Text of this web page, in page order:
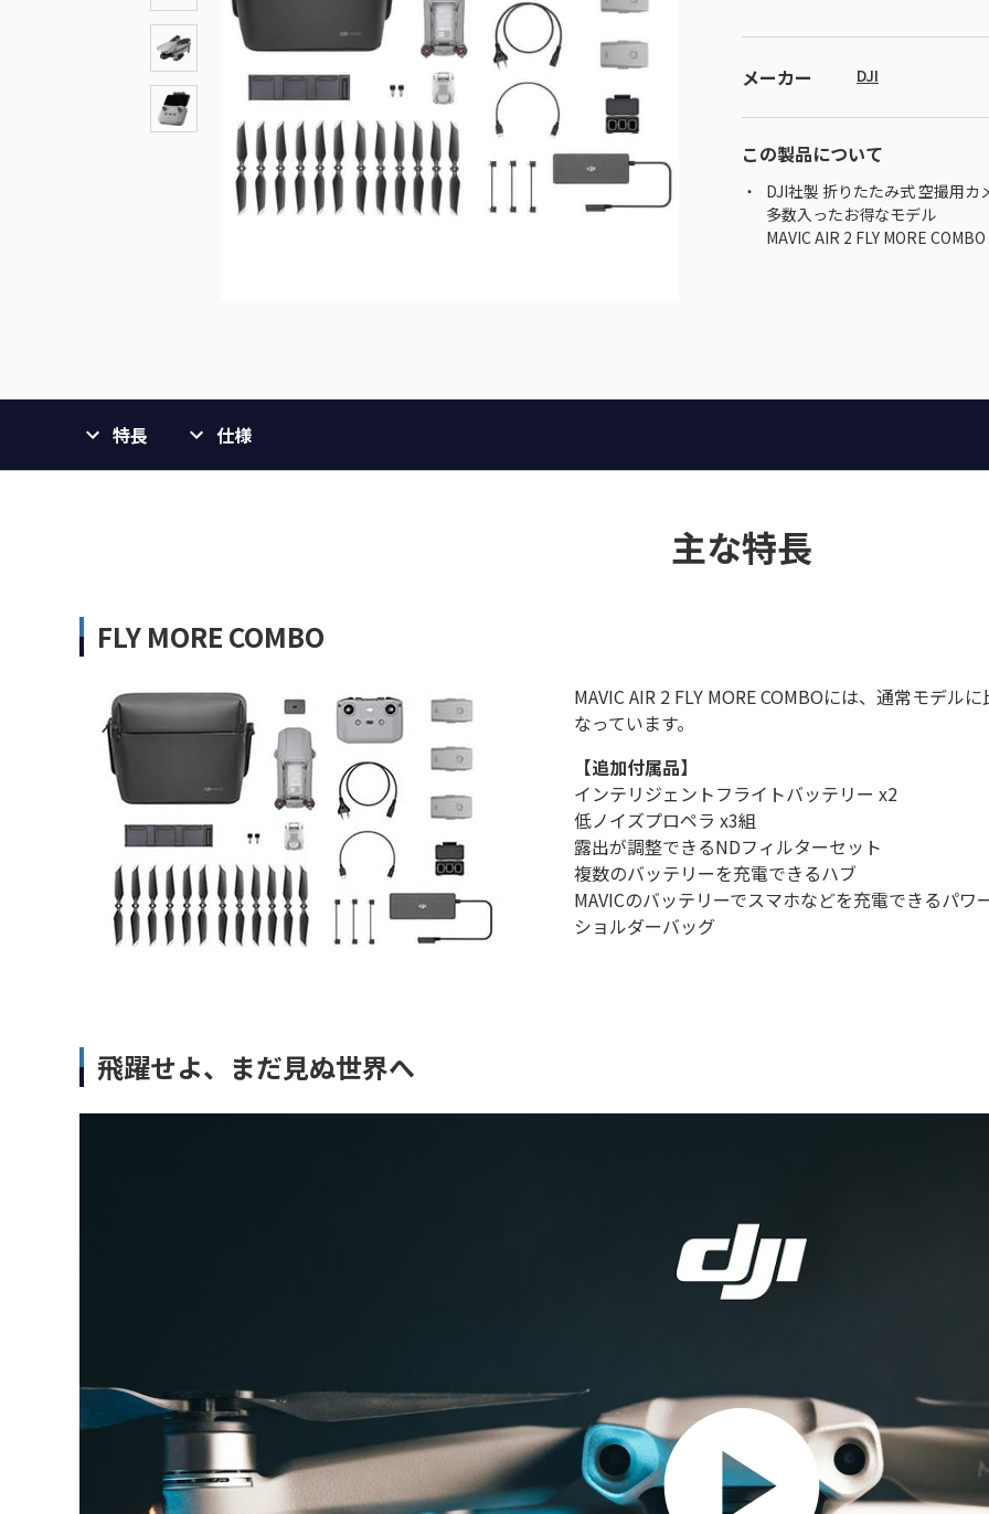
メーカー DJI
この製品について
DJI社製 折りたたみ式 空撮用カ
多数入ったお得なモデル
MAVIC AIR 2 FLY MORE COMBO
特長 仕様
主な特長
FLY MORE COMBO
MAVIC AIR 2 FLY MORE COMBOには、通常モデ
なっています。
【追加付属品】
インテリジェントフライトバッテリー x2
低ノイズプロペラ x3組
露出が調整できるNDフィルターセット
複数のバッテリーを充電できるハブ
MAVICのバッテリーでスマホなどを充電できるパワ
ショルダーバッグ
飛躍せよ、まだ見ぬ世界へ